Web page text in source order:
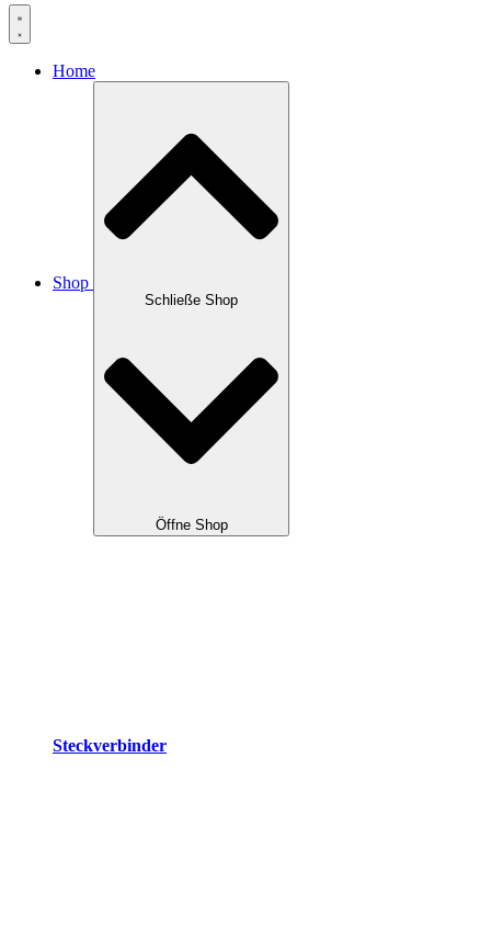
Home
Shop
Schließe Shop
Öffne Shop
Steckverbinder